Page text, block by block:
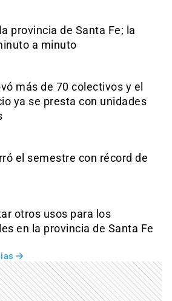
provincia de Santa Fe; la
a minuto
más de 70 colectivos y el
ya se presta con unidades
el semestre con récord de
otros usos para los
en la provincia de Santa Fe